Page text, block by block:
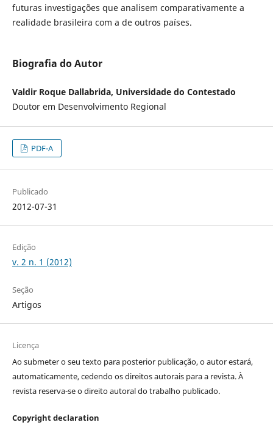
futuras investigações que analisem comparativamente a
realidade brasileira com a de outros países.
Biografia do Autor
Valdir Roque Dallabrida, Universidade do Contestado
Doutor em Desenvolvimento Regional
PDF-A
Publicado
2012-07-31
Edição
v. 2 n. 1 (2012)
Seção
Artigos
Licença
Ao submeter o seu texto para posterior publicação, o autor estará,
automaticamente, cedendo os direitos autorais para a revista. À
revista reserva-se o direito autoral do trabalho publicado.
Copyright declaration